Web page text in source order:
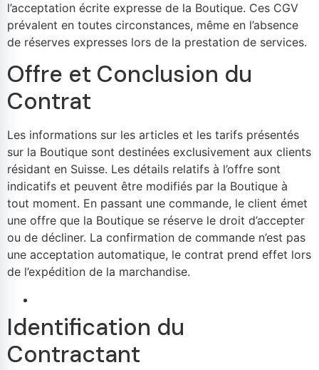
l’acceptation écrite expresse de la Boutique. Ces CGV
prévalent en toutes circonstances, même en l’absence
de réserves expresses lors de la prestation de services.
Offre et Conclusion du
Contrat
Les informations sur les articles et les tarifs présentés
sur la Boutique sont destinées exclusivement aux clients
résidant en Suisse. Les détails relatifs à l’offre sont
indicatifs et peuvent être modifiés par la Boutique à
tout moment. En passant une commande, le client émet
une offre que la Boutique se réserve le droit d’accepter
ou de décliner. La confirmation de commande n’est pas
une acceptation automatique, le contrat prend effet lors
de l’expédition de la marchandise.
Identification du
Contractant